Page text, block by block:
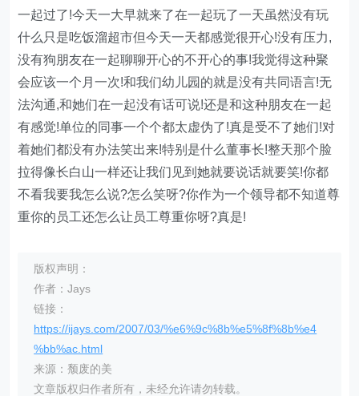
一起过了!今天一大早就来了在一起玩了一天虽然没有玩
什么只是吃饭溜超市但今天一天都感觉很开心!没有压力,
没有狗朋友在一起聊聊开心的不开心的事!我觉得这种聚
会应该一个月一次!和我们幼儿园的就是没有共同语言!无
法沟通,和她们在一起没有话可说!还是和这种朋友在一起
有感觉!单位的同事一个个都太虚伪了!真是受不了她们!对
着她们都没有办法笑出来!特别是什么董事长!整天那个脸
拉得像长白山一样还让我们见到她就要说话就要笑!你都
不看我要我怎么说?怎么笑呀?你作为一个领导都不知道尊
重你的员工还怎么让员工尊重你呀?真是!
版权声明：
作者：Jays
链接：
https://ijays.com/2007/03/%e6%9c%8b%e5%8f%8b%e4
%bb%ac.html
来源：颓废的美
文章版权归作者所有，未经允许请勿转载。